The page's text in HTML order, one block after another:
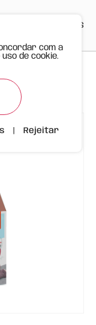
ES
com a
de cookie.
Rejeitar